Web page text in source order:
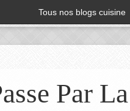
Tous nos blogs cuisine
Par